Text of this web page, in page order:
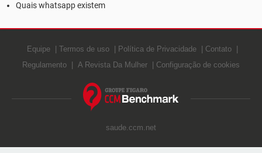
Quais whatsapp existem
Equipe Termos de uso Política de Privacidade
Contato
Regulamento
A Revista Da Mulher Configuração de cookies
saude.ccm.net